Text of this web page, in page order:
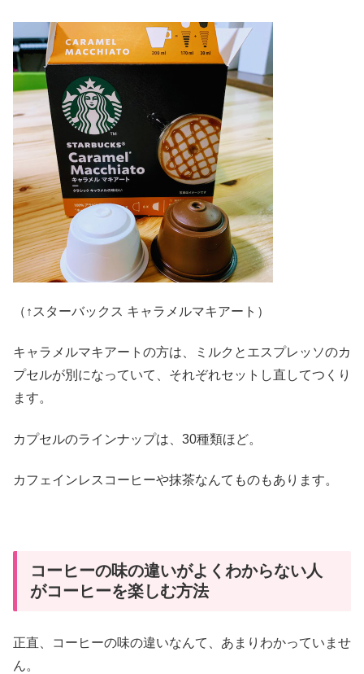
（↑スターバックス キャラメルマキアート）
キャラメルマキアートの方は、ミルクとエスプレッソのカ
プセルが別になっていて、それぞれセットし直してつくり
ます。
カプセルのラインナップは、30種類ほど。
カフェインレスコーヒーや抹茶なんてものもあります。
コーヒーの味の違いがよくわからない人
がコーヒーを楽しむ方法
正直、コーヒーの味の違いなんて、あまりわかっていませ
ん。